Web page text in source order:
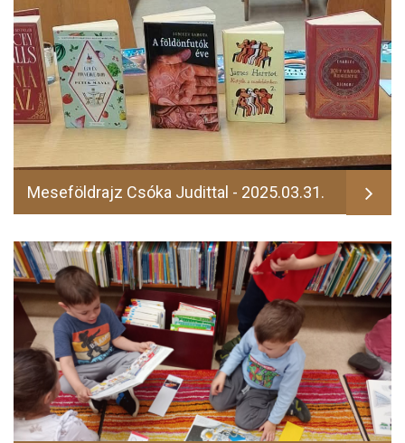
Meseföldrajz Csóka Judittal - 2025.03.31.